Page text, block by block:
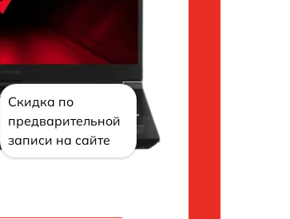
Скидка по
предварительной
записи на сайте